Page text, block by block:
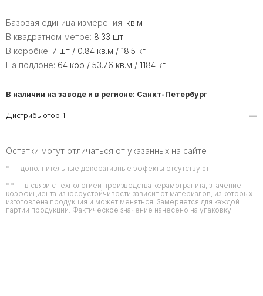
Базовая единица измерения: кв.м
В квадратном метре: 8.33 шт
В коробке: 7 шт / 0.84 кв.м / 18.5 кг
На поддоне: 64 кор / 53.76 кв.м / 1184 кг
В наличии на заводе и в регионе: Санкт-Петербург
Дистрибьютор 1 —
Остатки могут отличаться от указанных на сайте
* — дополнительные декоративные эффекты отсутствуют
** — в связи с технологией производства керамогранита, значение
коэффициента износоустойчивости зависит от материалов, из которых
изготовлена продукция и может меняться. Замеряется для каждой
партии продукции. Фактическое значение нанесено на упаковку